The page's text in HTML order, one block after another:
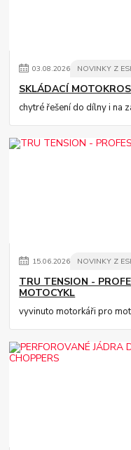
03.08.2026 NOVINKY Z
SKLÁDACÍ
chytré řešení do dílny i na
15.06.2026 NOVINKY Z
TRU TENSION -
MOTOCYKL
vyvinuto motorkáři pro